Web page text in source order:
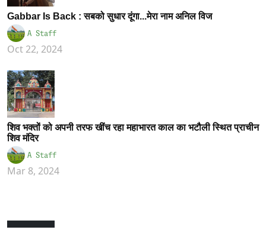
Gabbar Is Back : सबको सुधार दूंगा...मेरा नाम अनिल विज
A Staff
Oct 22, 2024
शिव भक्तों को अपनी तरफ खींच रहा महाभारत काल का भटौली स्थित प्राचीन
शिव मंदिर
A Staff
Mar 8, 2024